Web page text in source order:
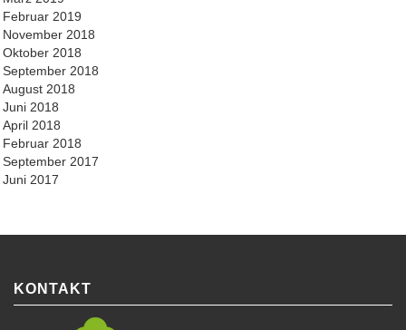
Februar 2019
November 2018
Oktober 2018
September 2018
August 2018
Juni 2018
April 2018
Februar 2018
September 2017
Juni 2017
KONTAKT